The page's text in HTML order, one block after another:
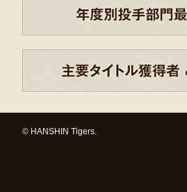
© HANSHIN Tigers.